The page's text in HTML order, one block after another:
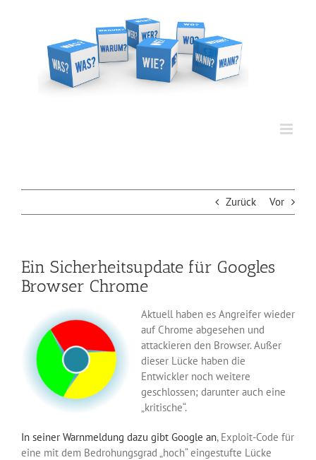
Zurück Vor
Ein Sicherheitsupdate für Googles
Browser Chrome
Aktuell haben es Angreifer wieder
auf Chrome abgesehen und
attackieren den Browser. Außer
dieser Lücke haben die
Entwickler noch weitere
geschlossen; darunter auch eine
„kritische“.
In seiner Warnmeldung dazu gibt Google an, Exploit-Code für
eine mit dem Bedrohungsgrad „hoch“ eingestufte Lücke